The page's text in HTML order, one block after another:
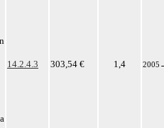
14.2.4.3 303,54 € 1,4 2005